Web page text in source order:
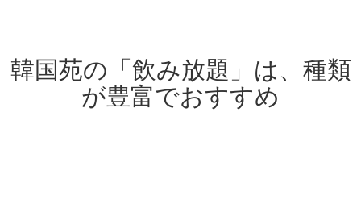
韓国苑の「飲み放題」は、種類
が豊富でおすすめ